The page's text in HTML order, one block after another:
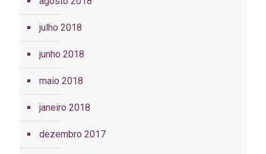
julho 2018
junho 2018
maio 2018
janeiro 2018
dezembro 2017